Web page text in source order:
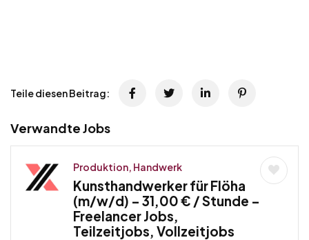
Teile diesen Beitrag:
Verwandte Jobs
Produktion, Handwerk
Kunsthandwerker für Flöha
(m/w/d) – 31,00 € / Stunde –
Freelancer Jobs,
Teilzeitjobs, Vollzeitjobs